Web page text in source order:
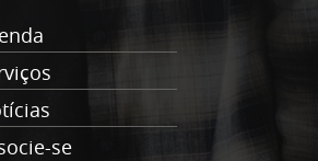
se